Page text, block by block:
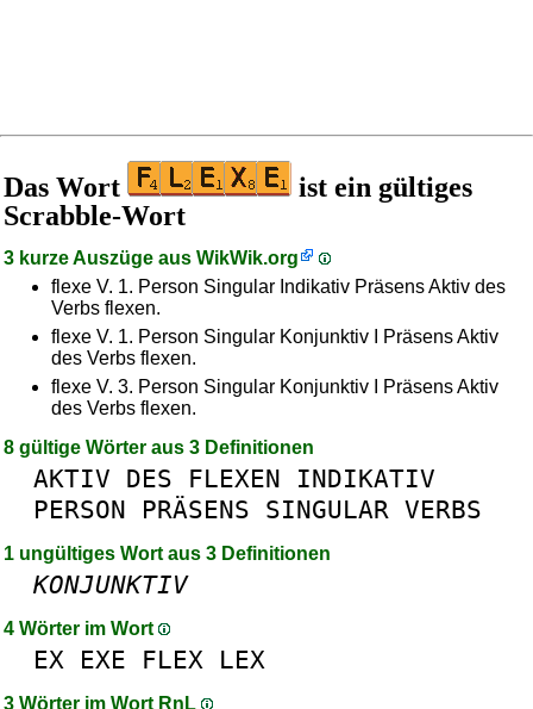
Das Wort
ist ein gültiges
Scrabble-Wort
3 kurze Auszüge aus WikWik.org
flexe V. 1. Person Singular Indikativ Präsens Aktiv des
Verbs flexen.
flexe V. 1. Person Singular Konjunktiv I Präsens Aktiv
des Verbs flexen.
flexe V. 3. Person Singular Konjunktiv I Präsens Aktiv
des Verbs flexen.
8 gültige Wörter aus 3 Definitionen
AKTIV DES FLEXEN
INDIKATIV
PERSON
PRÄSENS SINGULAR VERBS
1 ungültiges Wort aus 3 Definitionen
KONJUNKTIV
4 Wörter im Wort
EX EXE FLEX LEX
3 Wörter im Wort RnL